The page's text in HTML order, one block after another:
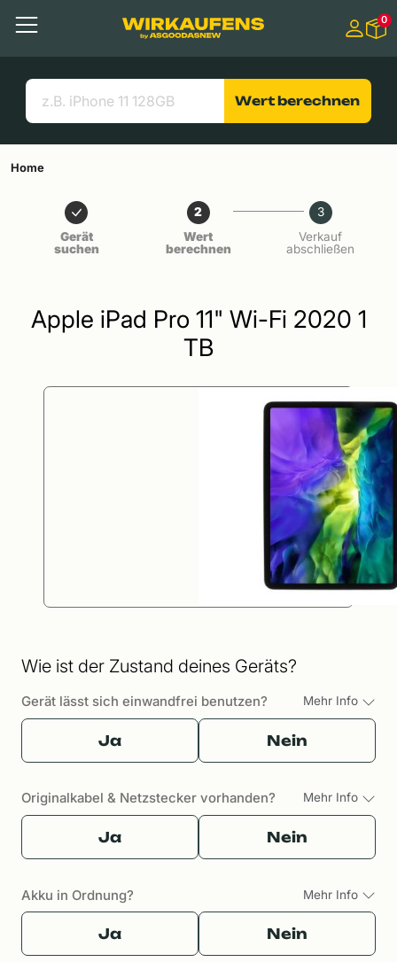
Menü
Suchen
Nützliche Links
0
Wert berechnen
Home
Gerät
suchen
2
Wert
berechnen
3
Verkauf
abschließen
Apple iPad Pro 11" Wi-Fi 2020 1
TB
Wie ist der Zustand deines Geräts?
Gerät lässt sich einwandfrei benutzen? Mehr Info
Ja Nein
Originalkabel & Netzstecker vorhanden? Mehr Info
Ja Nein
Akku in Ordnung? Mehr Info
Ja Nein